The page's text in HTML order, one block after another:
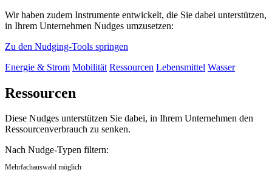
Wir haben zudem Instrumente entwickelt, die Sie dabei unterstützen,
in Ihrem Unternehmen Nudges umzusetzen:
Zu den Nudging-Tools springen
Energie & Strom Mobilität Ressourcen Lebensmittel Wasser
Ressourcen
Diese Nudges unterstützen Sie dabei, in Ihrem Unternehmen den
Ressourcenverbrauch zu senken.
Nach Nudge-Typen filtern:
Mehrfachauswahl möglich